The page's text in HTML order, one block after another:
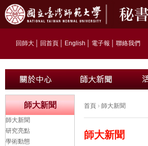
回師大 回首頁 English 電子報 聯絡我們
首頁 › 師大新聞
師大新聞
師大新聞
師大新聞
研究亮點
學術動態